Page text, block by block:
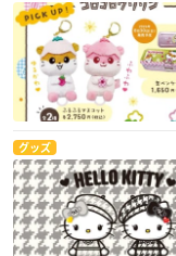
グッズ